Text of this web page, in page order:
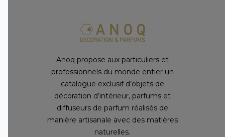
Anoq propose aux particuliers et
professionnels du monde entier un
catalogue exclusif d’objets de
décoration d’intérieur, parfums et
diffuseurs de parfum réalisés de
manière artisanale avec des matières
naturelles.